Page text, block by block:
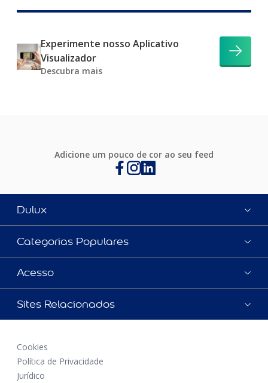
Experimente nosso Aplicativo
Visualizador
Descubra mais
Adicione um pouco de cor ao seu feed
Dulux
Categorias Populares
Acesso
Sites Relacionados
Cookies
Política de Privacidade
Jurídico